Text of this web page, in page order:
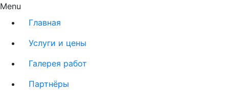
Menu
Главная
Услуги и цены
Галерея работ
Партнёры